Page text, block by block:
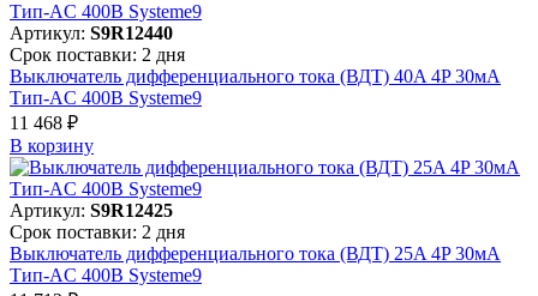
Артикул: S9R12440
Срок поставки: 2 дня
Выключатель дифференциального тока (ВДТ) 40A 4P 30мА
Тип-AC 400В Systeme9
11 468 ₽
В корзинy
Артикул: S9R12425
Срок поставки: 2 дня
Выключатель дифференциального тока (ВДТ) 25A 4P 30мА
Тип-AC 400В Systeme9